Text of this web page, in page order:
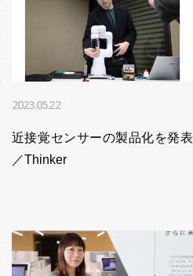
2023.05.22
近接覚センサーの製品化を発表
／Thinker